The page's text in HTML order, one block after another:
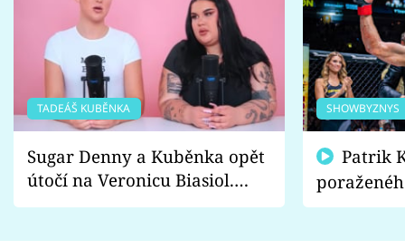
TADEÁŠ KUBĚNKA
Sugar Denny a Kuběnka opět
útočí na Veronicu Biasiol.
Proč je podle nich falešná a
SHOWBYZNYS
fanoušci